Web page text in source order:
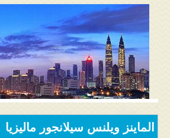
الرئيسية
المنتدى
دليل ماليزيا
فنادق ماليزيا
الاماكن السياحية ماليزيا
الماينز ويلنس سيلانجور ماليزيا